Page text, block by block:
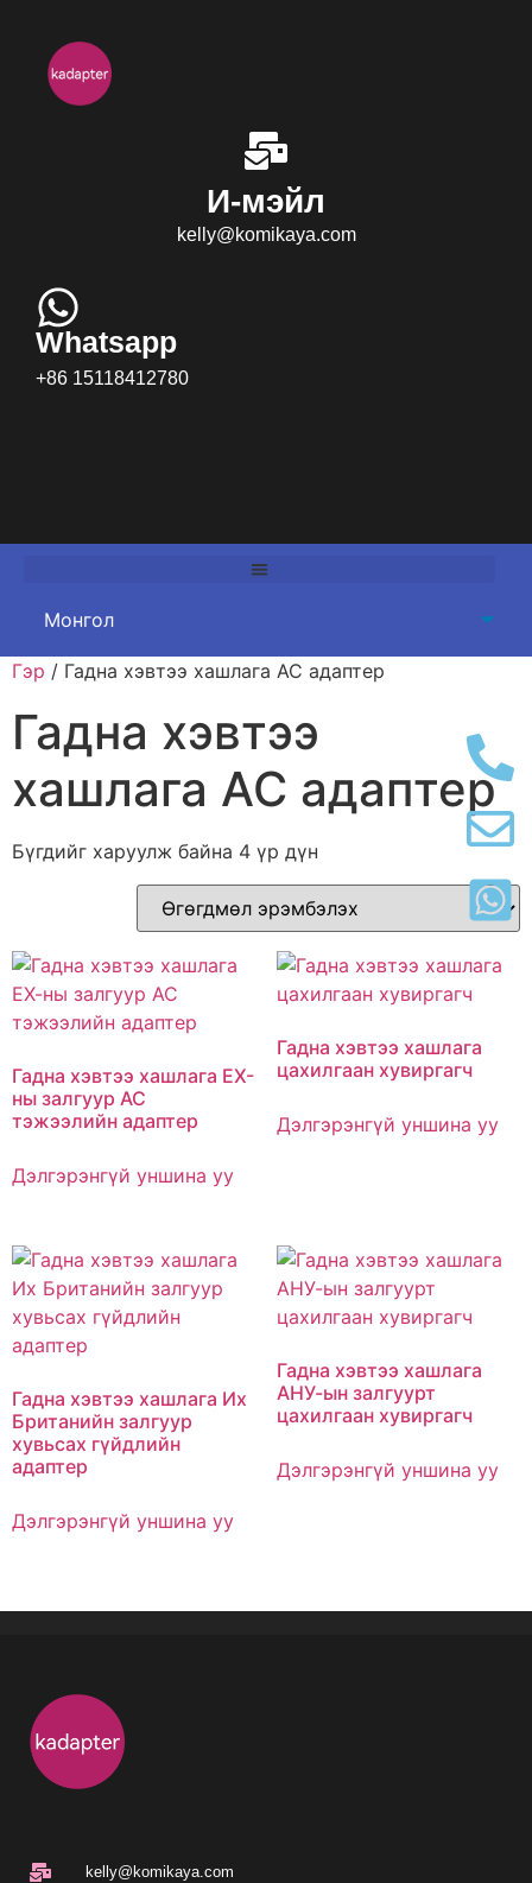
И-мэйл
kelly@komikaya.com
Whatsapp
+86 15118412780
Гэр / Гадна хэвтээ хашлага АС адаптер
Гадна хэвтээ
хашлага АС адаптер
Бүгдийг харуулж байна 4 үр дүн
Гадна хэвтээ хашлага ЕХ-
ны залгуур АС
тэжээлийн адаптер
Дэлгэрэнгүй уншина уу
Гадна хэвтээ хашлага
цахилгаан хувиргагч
Дэлгэрэнгүй уншина уу
Гадна хэвтээ хашлага Их
Британийн залгуур
хувьсах гүйдлийн
адаптер
Дэлгэрэнгүй уншина уу
Гадна хэвтээ хашлага
АНУ-ын залгуурт
цахилгаан хувиргагч
Дэлгэрэнгүй уншина уу
kelly@komikaya.com